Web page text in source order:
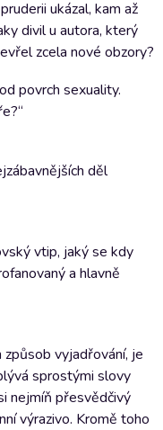
ukázal, kam až
divil u autora, který
zcela nové obzory?
povrch sexuality.
děl
vtip, jaký se kdy
a hlavně
vyjadřování, je
sprostými slovy
nejmíň přesvědčivý
výrazivo. Kromě toho